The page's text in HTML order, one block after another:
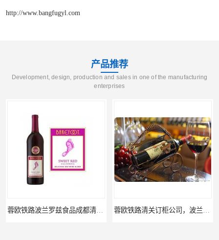
http://www.bangfugyl.com
产品推荐
Development, design, production and sales in one of the manufacturing
enterprises